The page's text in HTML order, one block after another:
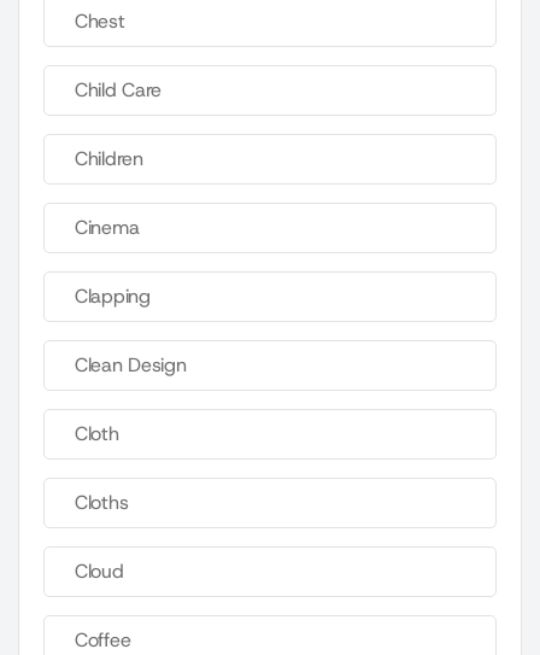
Chest
Child Care
Children
Cinema
Clapping
Clean Design
Cloth
Cloths
Cloud
Coffee